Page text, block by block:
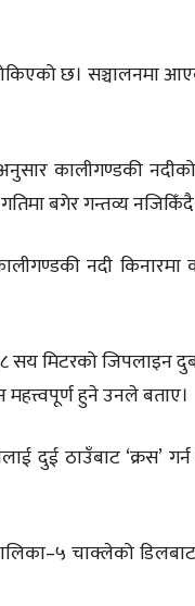
छ। सञ्चालनमा
कालीगण्डकी
बगेर गन्तव्य
नदी किनारमा
सय मिटरको
हुने उनले बताए।
दुई ठाउँबाट
चाक्लेको